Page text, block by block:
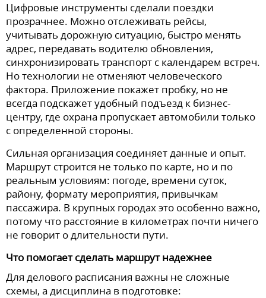
Цифровые инструменты сделали поездки
прозрачнее. Можно отслеживать рейсы,
учитывать дорожную ситуацию, быстро менять
адрес, передавать водителю обновления,
синхронизировать транспорт с календарем встреч.
Но технологии не отменяют человеческого
фактора. Приложение покажет пробку, но не
всегда подскажет удобный подъезд к бизнес-
центру, где охрана пропускает автомобили только
с определенной стороны.
Сильная организация соединяет данные и опыт.
Маршрут строится не только по карте, но и по
реальным условиям: погоде, времени суток,
району, формату мероприятия, привычкам
пассажира. В крупных городах это особенно важно,
потому что расстояние в километрах почти ничего
не говорит о длительности пути.
Что помогает сделать маршрут надежнее
Для делового расписания важны не сложные
схемы, а дисциплина в подготовке: